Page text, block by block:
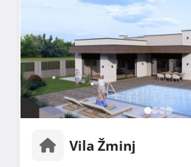
Vila Žminj